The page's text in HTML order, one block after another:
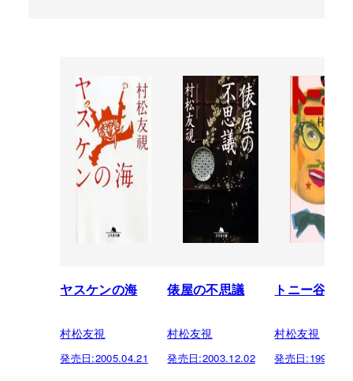
ヤスケンの海
村松友視
発売日:2005.04.21
俵屋の不思議
村松友視
発売日:2003.12.02
トニー谷、
村松友視
発売日: